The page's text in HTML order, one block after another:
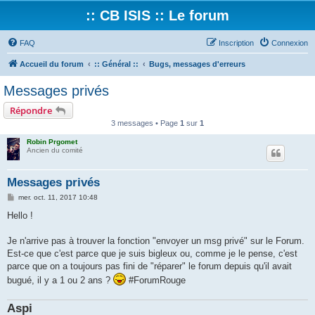
:: CB ISIS :: Le forum
FAQ Connexion
Inscription
Accueil du forum :: Général :: Bugs, messages d'erreurs
Messages privés
Répondre
3 messages • Page 1 sur 1
Robin Prgomet
Ancien du comité
Messages privés
M
s
g
mer. oct. 11, 2017 10:48
Hello !
Je n'arrive pas à trouver la fonction "envoyer un msg privé" sur le Forum.
Est-ce que c'est parce que je suis bigleux ou, comme je le pense, c'est
parce que on a toujours pas fini de "réparer" le forum depuis qu'il avait
bugué, il y a 1 ou 2 ans ?
#ForumRouge
Aspi